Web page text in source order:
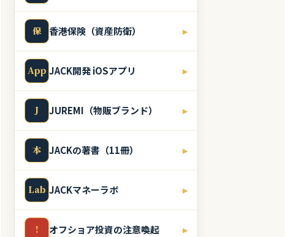
保 香港保険（資産防衛） ▸
App JACK開発 iOSアプリ ▸
J JUREMI（物販ブランド） ▸
本 JACKの著書（11冊） ▸
Lab JACKマネーラボ ▸
! オフショア投資の注意喚起 ▸